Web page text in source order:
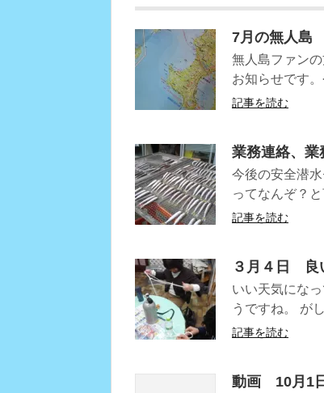
7月の無人島
無人島ファン
お知らせです
記事を読む
業務連絡、業
今後の安全潜
ってなんぞ？
記事を読む
３月４日 良
いい天気にな
うですね。 が
記事を読む
動画 10月1